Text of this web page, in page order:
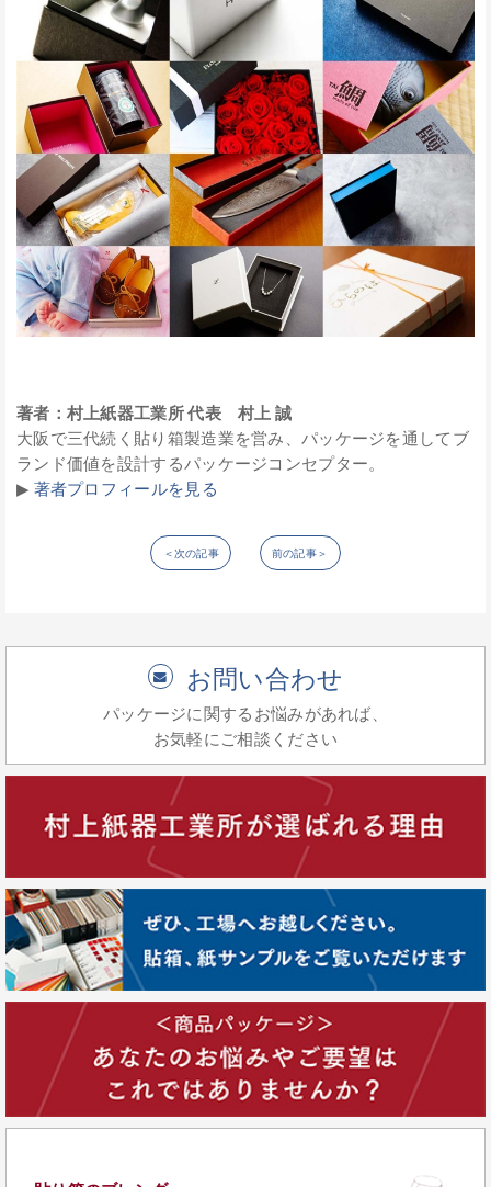
著者：村上紙器工業所 代表 村上 誠
大阪で三代続く貼り箱製造業を営み、パッケージを通してブ
ランド価値を設計するパッケージコンセプター。
▶︎ 著者プロフィールを見る
＜次の記事 前の記事＞
お問い合わせ
パッケージに関するお悩みがあれば、
お気軽にご相談ください